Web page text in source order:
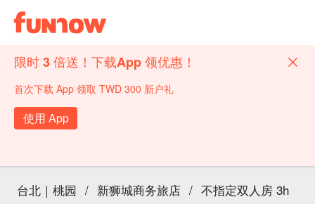
限时 3 倍送！下载App 领优惠！
首次下载 App 领取 TWD 300 新户礼
使用 App
台北｜桃园 / 新狮城商务旅店 / 不指定双人房 3h